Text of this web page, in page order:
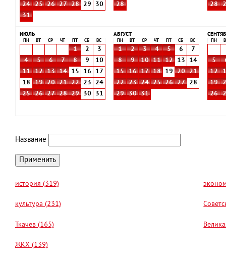
24
25 26 27 28 29
30
31
28
28
ИЮЛЬ
ПН ВТ СР ЧТ СБ ВС
1 2
3
4
5 6 7 8 9
10
11
12 13 14 15 16
17
18
19 20 21 22 23
24
25
26 27 28 29 30 31
АВГУСТ
ПН ВТ СР ЧТ СБ ВС
1 2 3 4 5 6
7
8
9 10 11 12 13
14
15
16 17 18 19 20
21
22
23 24 25 26 27
28
29
30 31
ПН
5
12
19
26
Название
история (319)
культура (231)
Ткачев (165)
ЖКХ (139)